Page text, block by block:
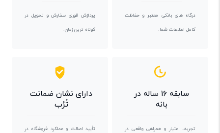
درگاه های بانکی معتبر و حفاظت
کامل اطلاعات شما.
پردازش فوری سفارش و تحویل در
کوتاه ترین زمان.
سابقه ۱۶ ساله در
بانه
تجربه، اعتبار و همراهی واقعی در
دارای نشان ضمانت
تُرُب
تأیید اصالت و عملکرد فروشگاه در